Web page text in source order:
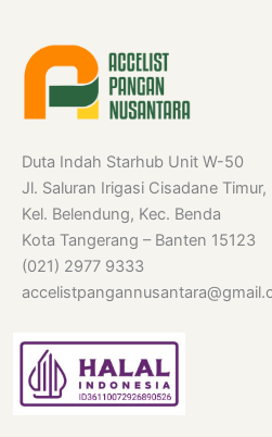
Duta Indah Starhub Unit W-50
Jl. Saluran Irigasi Cisadane Timur,
Kel. Belendung, Kec. Benda
Kota Tangerang – Banten 15123
(021) 2977 9333